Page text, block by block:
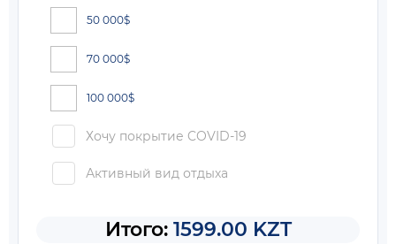
50 000$
70 000$
100 000$
Хочу покрытие COVID-19
Активный вид отдыха
Итого: 1599.00 KZT